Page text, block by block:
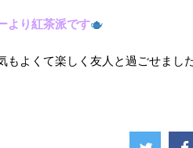
より紅茶派です
もよくて楽しく友人と過ごせまし